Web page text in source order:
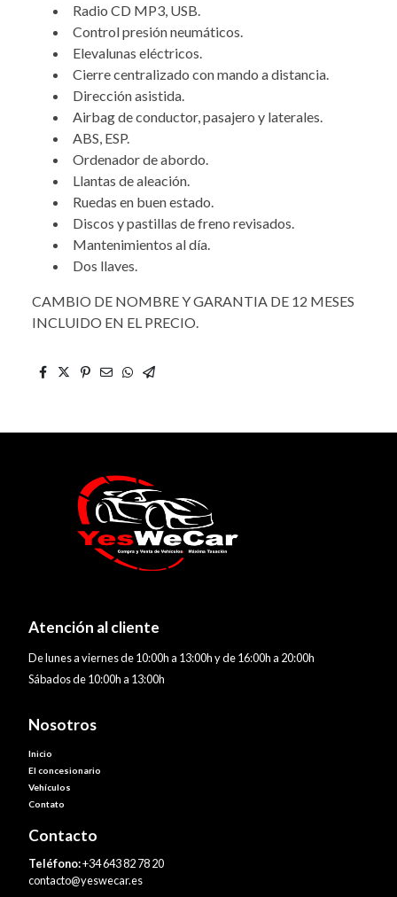
Radio CD MP3, USB.
Control presión neumáticos.
Elevalunas eléctricos.
Cierre centralizado con mando a distancia.
Dirección asistida.
Airbag de conductor, pasajero y laterales.
ABS, ESP.
Ordenador de abordo.
Llantas de aleación.
Ruedas en buen estado.
Discos y pastillas de freno revisados.
Mantenimientos al día.
Dos llaves.
CAMBIO DE NOMBRE Y GARANTIA DE 12 MESES
INCLUIDO EN EL PRECIO.
Atención al cliente
De lunes a viernes de 10:00h a 13:00h y de 16:00h a 20:00h
Sábados de 10:00h a 13:00h
Nosotros
Inicio
El concesionario
Vehículos
Contato
Contacto
Teléfono:+34 643 82 78 20
contacto@yeswecar.es